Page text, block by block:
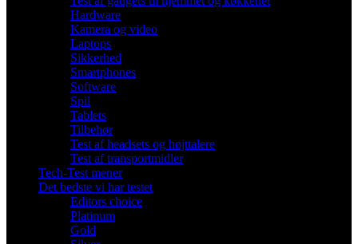
Hardware
Kamera og video
Laptops
Sikkerhed
Smartphones
Software
Spil
Tablets
Tilbehør
Test af headsets og højttalere
Test af transportmidler
Tech-Test mener
Det bedste vi har testet
Editors choice
Platinum
Gold